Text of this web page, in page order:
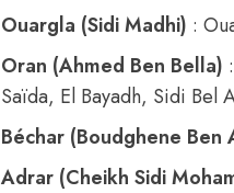
Ouargla (Sidi Madhi) :
Oran (Ahmed Ben Bella)
Saïda, El Bayadh, Sidi Bel
Béchar (Boudghene Ben
Adrar (Cheikh Sidi